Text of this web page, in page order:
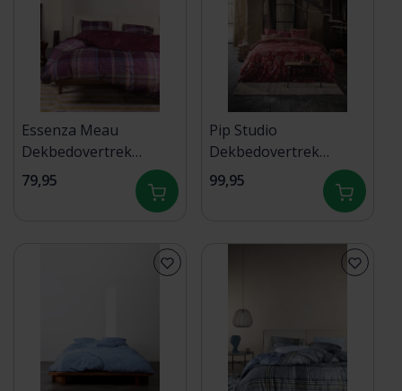
Essenza Meau
Dekbedovertrek
140x200/220 Mauve
79,95
Pip Studio
Dekbedovertrek
Matata Rood
99,95